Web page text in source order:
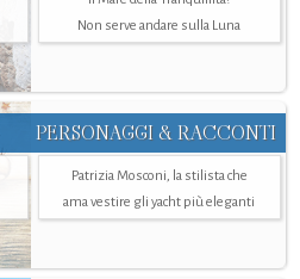
Non serve andare sulla Luna
PERSONAGGI & RACCONTI
Patrizia Mosconi, la stilista che
ama vestire gli yacht più eleganti